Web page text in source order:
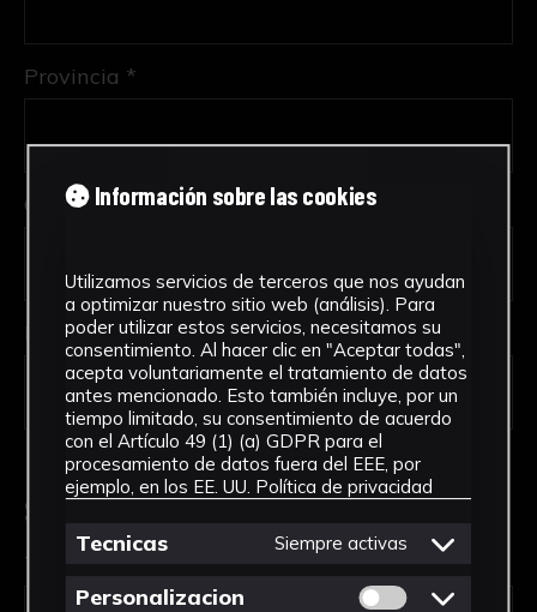
Provincia *
Código Postal *
País *
Solicitud de Servicio
Tipo de solicitud *
Información sobre las cookies
Utilizamos servicios de terceros que nos ayudan
a optimizar nuestro sitio web (análisis). Para
poder utilizar estos servicios, necesitamos su
consentimiento. Al hacer clic en "Aceptar todas",
acepta voluntariamente el tratamiento de datos
antes mencionado. Esto también incluye, por un
tiempo limitado, su consentimiento de acuerdo
con el Artículo 49 (1) (a) GDPR para el
procesamiento de datos fuera del EEE, por
ejemplo, en los EE. UU. Política de privacidad
Tecnicas Siempre activas
Personalizacion Permitir cookies